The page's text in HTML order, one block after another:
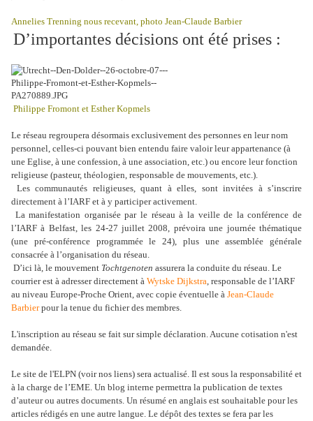
Annelies Trenning nous recevant, photo Jean-Claude Barbier
D’importantes décisions ont été prises :
Philippe Fromont et Esther Kopmels
Le réseau regroupera désormais exclusivement des personnes en leur nom
personnel, celles-ci pouvant bien entendu faire valoir leur appartenance (à
une Eglise, à une confession, à une association, etc.) ou encore leur fonction
religieuse (pasteur, théologien, responsable de mouvements, etc.).
Les communautés religieuses, quant à elles, sont invitées à s’inscrire
directement à l’IARF et à y participer activement.
La manifestation organisée par le réseau à la veille de la conférence de
l’IARF à Belfast, les 24-27 juillet 2008, prévoira une journée thématique
(une pré-conférence programmée le 24), plus une assemblée générale
consacrée à l’organisation du réseau.
D’ici là, le mouvement Tochtgenoten assurera la conduite du réseau. Le
courrier est à adresser directement à Wytske Dijkstra, responsable de l’IARF
au niveau Europe-Proche Orient, avec copie éventuelle à Jean-Claude
Barbierpour la tenue du fichier des membres.
L'inscription au réseau se fait sur simple déclaration. Aucune cotisation n'est
demandée.
Le site de l'ELPN (voir nos liens) sera actualisé. Il est sous la responsabilité et
à la charge de l’EME. Un blog interne permettra la publication de textes
d’auteur ou autres documents. Un résumé en anglais est souhaitable pour les
articles rédigés en une autre langue. Le dépôt des textes se fera par les